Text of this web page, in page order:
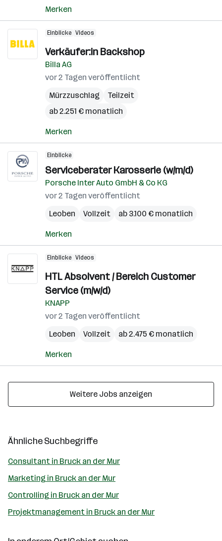
Merken
Einblicke Videos
Verkäufer:in Backshop
Billa AG
vor 2 Tagen veröffentlicht
Mürzzuschlag
Teilzeit
ab 2.251 € monatlich
Merken
Einblicke
Serviceberater Karosserie (w/m/d)
Porsche Inter Auto GmbH & Co KG
vor 2 Tagen veröffentlicht
Leoben
Vollzeit ab 3.100 € monatlich
Merken
Einblicke Videos
HTL Absolvent / Bereich Customer
Service (m/w/d)
KNAPP
vor 2 Tagen veröffentlicht
Leoben
Vollzeit ab 2.475 € monatlich
Merken
Weitere Jobs anzeigen
Ähnliche Suchbegriffe
Consultant in Bruck an der Mur
Marketing in Bruck an der Mur
Controlling in Bruck an der Mur
Projektmanagement in Bruck an der Mur